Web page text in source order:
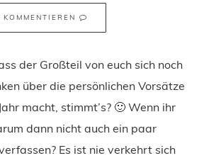
KOMMENTIEREN
der Großteil von euch sich noch
über die persönlichen Vorsätze
macht, stimmt’s? 🙂 Wenn ihr
dann nicht auch ein paar
Es ist nie verkehrt sich